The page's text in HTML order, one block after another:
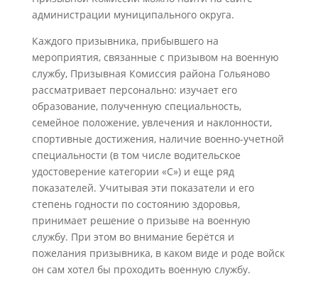
администрации муниципального округа.
Каждого призывника, прибывшего на
мероприятия, связанные с призывом на военную
службу, Призывная Комиссия района Гольяново
рассматривает персонально: изучает его
образование, полученную специальность,
семейное положение, увлечения и наклонности,
спортивные достижения, наличие военно-учетной
специальности (в том числе водительское
удостоверение категории «С») и еще ряд
показателей. Учитывая эти показатели и его
степень годности по состоянию здоровья,
принимает решение о призыве на военную
службу. При этом во внимание берётся и
пожелания призывника, в каком виде и роде войск
он сам хотел бы проходить военную службу.